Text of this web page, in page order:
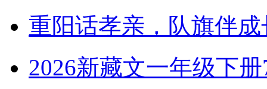
重阳话孝亲，队旗伴成
2026新藏文一年级下册